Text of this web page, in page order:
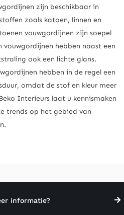
zijn beschikbaar in
zoals katoen, linnen en
vouwgordijnen zijn soepel
vouwgordijnen hebben naast een
ook een lichte glans.
hebben in de regel een
omdat de stof en kleur meer
Interieurs laat u kennismaken
trends op het gebied van
informatie?